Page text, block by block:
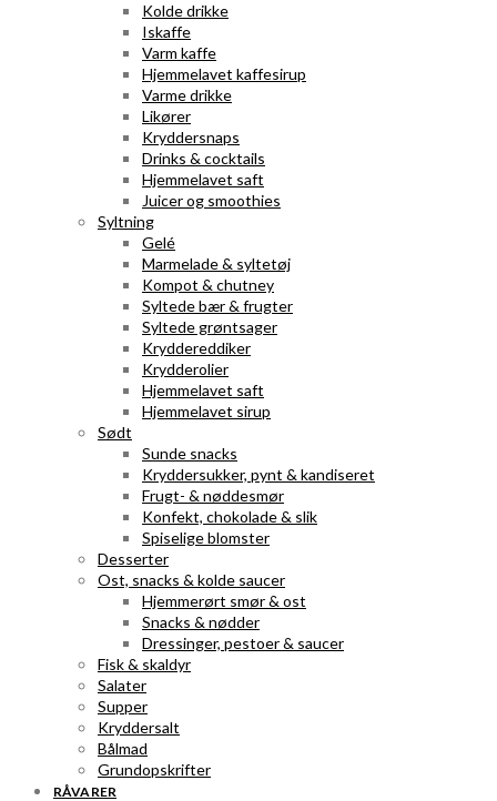
Kolde drikke
Iskaffe
Varm kaffe
Hjemmelavet kaffesirup
Varme drikke
Likører
Kryddersnaps
Drinks & cocktails
Hjemmelavet saft
Juicer og smoothies
Syltning
Gelé
Marmelade & syltetøj
Kompot & chutney
Syltede bær & frugter
Syltede grøntsager
Kryddereddiker
Krydderolier
Hjemmelavet saft
Hjemmelavet sirup
Sødt
Sunde snacks
Kryddersukker, pynt & kandiseret
Frugt- & nøddesmør
Konfekt, chokolade & slik
Spiselige blomster
Desserter
Ost, snacks & kolde saucer
Hjemmerørt smør & ost
Snacks & nødder
Dressinger, pestoer & saucer
Fisk & skaldyr
Salater
Supper
Kryddersalt
Bålmad
Grundopskrifter
RÅVARER